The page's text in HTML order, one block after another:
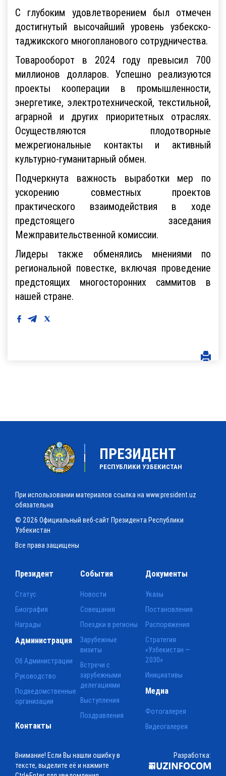
С глубоким удовлетворением был отмечен
достигнутый высочайший уровень узбекско-
таджикского многопланового сотрудничества.
Товарооборот в 2024 году превысил 700
миллионов долларов. Успешно реализуются
проекты кооперации в промышленности,
энергетике, электротехнической, текстильной,
аграрной и других приоритетных отраслях.
Осуществляются плодотворные
межрегиональные контакты и активный
культурно-гуманитарный обмен.
Подчеркнута важность выработки мер по
ускорению совместных проектов
практического взаимодействия в ходе
предстоящего заседания
Межправительственной комиссии.
Лидеры также обменялись мнениями по
региональной повестке, включая проведение
предстоящих многосторонних саммитов в
нашей стране.
ПРЕЗИДЕНТ
РЕСПУБЛИКИ УЗБЕКИСТАН
При использовании материалов ссылка на www.president.uz
обязательна
© 2026 Официальный веб-сайт Президента Республики
Узбекистан
Все права защищены
Президент
Статус
Биография
Награды
События
Новости
Совещания
Поездки в регионы
Зарубежные
визиты
Встречи с
зарубежными
делегациями
Выступления
Поздравления
Документы
Указы
Постановления
Распоряжения
Стратегия
«Узбекистан —
2030»
Инициативы
Администрация
Об Администрации
Руководство
Подведомственные
организации
Медиа
Фотогалерея
Видеогалерея
Контакты
Внимание! Если Вы нашли ошибку в
тексте, выделите её и нажмите
Разработка: